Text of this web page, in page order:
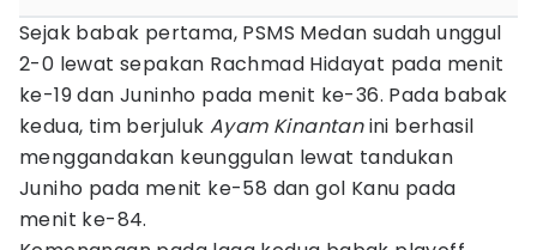
Sejak babak pertama, PSMS Medan sudah unggul
2-0 lewat sepakan Rachmad Hidayat pada menit
ke-19 dan Juninho pada menit ke-36. Pada babak
kedua, tim berjuluk Ayam Kinantanini berhasil
menggandakan keunggulan lewat tandukan
Juniho pada menit ke-58 dan gol Kanu pada
menit ke-84.